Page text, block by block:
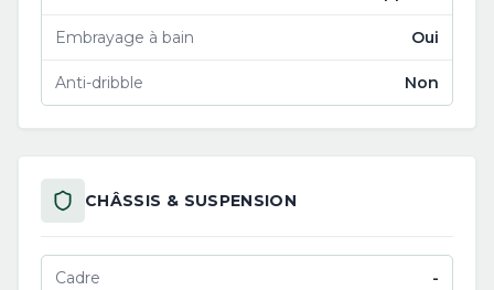
Embrayage à bain Oui
Anti-dribble Non
CHÂSSIS & SUSPENSION
Cadre -